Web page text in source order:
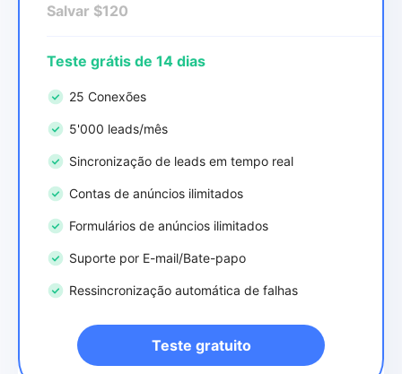
Salvar $120
Teste grátis de 14 dias
25 Conexões
5'000 leads/mês
Sincronização de leads em tempo real
Contas de anúncios ilimitados
Formulários de anúncios ilimitados
Suporte por E-mail/Bate-papo
Ressincronização automática de falhas
Teste gratuito